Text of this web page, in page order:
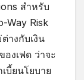
สำหรับ
Way Risk
างกับเงิน
งเฟด ว่าจะ
บี้ยนโยบาย